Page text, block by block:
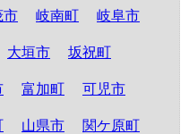
市 岐南町 岐阜市
大垣市 坂祝町
富加町 可児市
山県市 関ケ原町